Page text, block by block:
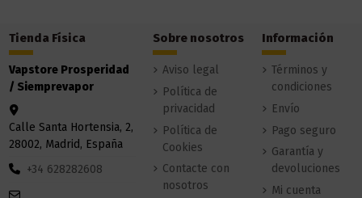
Tienda Física
Vapstore Prosperidad
/ Siemprevapor
Calle Santa Hortensia, 2,
28002, Madrid, España
+34 628282608
Sobre nosotros
Aviso legal
Política de
privacidad
Política de
Cookies
Contacte con
nosotros
Información
Términos y
condiciones
Envío
Pago seguro
Garantía y
devoluciones
Mi cuenta